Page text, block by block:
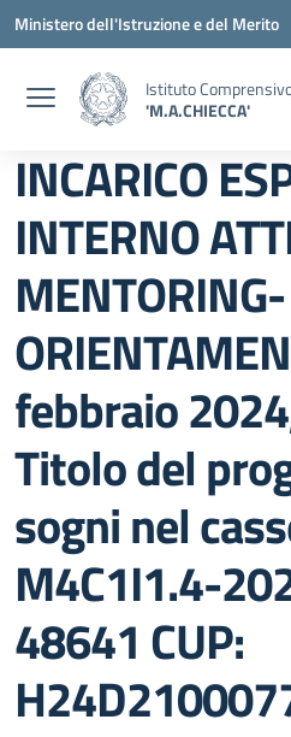
Vai ai contenuti
Vai al menu di navigazione
Vai al footer
Ministero dell'Istruzione e del Merito
Istituto
'M.A.CHIECCA'
INCARICO
INTERNO
MENTORING-
febbraio
Titolo del
sogni nel
M4C1I1.4-
48641 CUP: